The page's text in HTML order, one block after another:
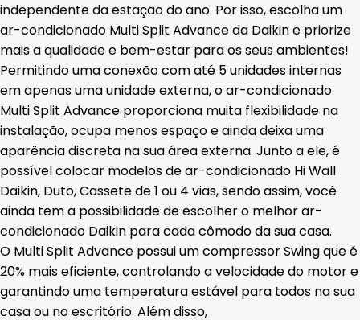
independente da estação do ano. Por isso, escolha um
ar-condicionado Multi Split Advance da Daikin e priorize
mais a qualidade e bem-estar para os seus ambientes!
Permitindo uma conexão com até 5 unidades internas
em apenas uma unidade externa, o ar-condicionado
Multi Split Advance proporciona muita flexibilidade na
instalação, ocupa menos espaço e ainda deixa uma
aparência discreta na sua área externa. Junto a ele, é
possível colocar modelos de ar-condicionado Hi Wall
Daikin, Duto, Cassete de 1 ou 4 vias, sendo assim, você
ainda tem a possibilidade de escolher o melhor ar-
condicionado Daikin para cada cômodo da sua casa.
O Multi Split Advance possui um compressor Swing que é
20% mais eficiente, controlando a velocidade do motor e
garantindo uma temperatura estável para todos na sua
casa ou no escritório. Além disso,